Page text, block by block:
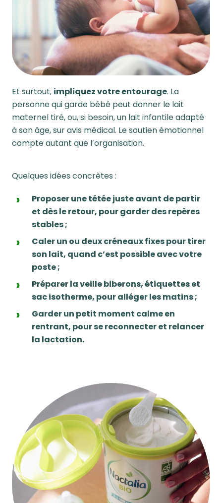
Et surtout, impliquez votre entourage. La
personne qui garde bébé peut donner le lait
maternel tiré, ou, si besoin, un lait infantile adapté
à son âge, sur avis médical. Le soutien émotionnel
compte autant que l’organisation.
Quelques idées concrètes :
Proposer une tétée juste avant de partir
et dès le retour, pour garder des repères
stables ;
Caler un ou deux créneaux fixes pour tirer
son lait, quand c’est possible avec votre
poste ;
Préparer la veille biberons, étiquettes et
sac isotherme, pour alléger les matins ;
Garder un petit moment calme en
rentrant, pour se reconnecter et relancer
la lactation.